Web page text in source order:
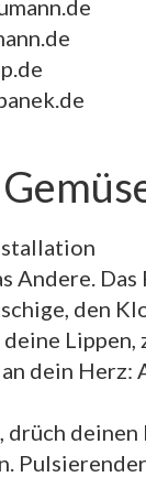
Andere. Das
den
Lippen,
dein Herz:
deinen